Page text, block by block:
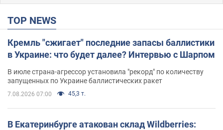
TOP NEWS
Кремль "сжигает" последние запасы баллистики
в Украине: что будет далее? Интервью с Шарпом
В июле страна-агрессор установила "рекорд" по количеству
запущенных по Украине баллистических ракет
7.08.2026 07:00 45,3 т.
В Екатеринбурге атакован склад Wildberries: